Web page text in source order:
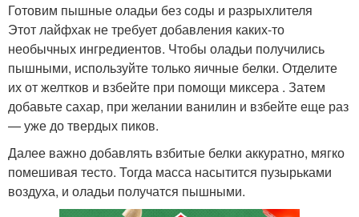
Готовим пышные оладьи без соды и разрыхлителя
Этот лайфхак не требует добавления каких-то
необычных ингредиентов. Чтобы оладьи получились
пышными, используйте только яичные белки. Отделите
их от желтков и взбейте при помощи миксера . Затем
добавьте сахар, при желании ванилин и взбейте еще раз
— уже до твердых пиков.
Далее важно добавлять взбитые белки аккуратно, мягко
помешивая тесто. Тогда масса насытится пузырьками
воздуха, и оладьи получатся пышными.